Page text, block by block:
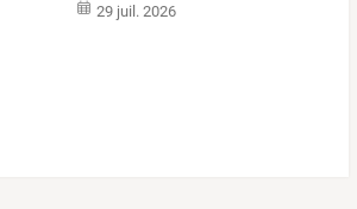
29 juil. 2026